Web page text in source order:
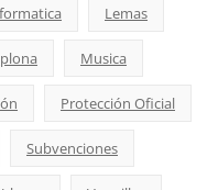
Lemas
Musica
Protección Oficial
Subvenciones